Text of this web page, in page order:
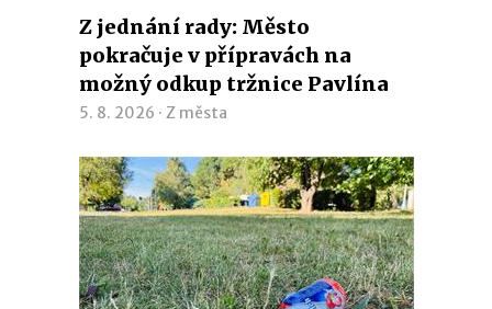
Z jednání rady: Město
pokračuje v přípravách na
možný odkup tržnice Pavlína
5. 8. 2026 · Z města